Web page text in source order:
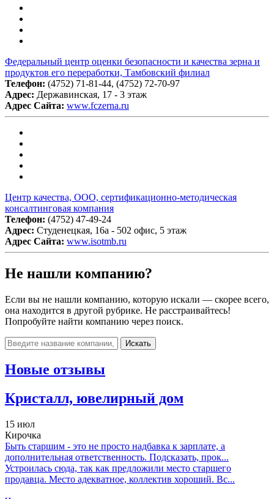
Федеральный центр оценки безопасности и качества зерна и
продуктов его переработки, Тамбовский филиал
Телефон: (4752) 71-81-44, (4752) 72-70-97
Адрес: Державинская, 17 - 3 этаж
Адрес Сайта: www.fczerna.ru
Центр качества, ООО, сертификационно-методическая
консалтинговая компания
Телефон: (4752) 47-49-24
Адрес: Студенецкая, 16а - 502 офис, 5 этаж
Адрес Сайта: www.isotmb.ru
Не нашли компанию?
Если вы не нашли компанию, которую искали — скорее всего,
она находится в другой рубрике. Не расстраивайтесь!
Попробуйте найти компанию через поиск.
Искать
Новые отзывы
Кристалл, ювелирный дом
15 июл
Кирочка
Быть старшим - это не просто надбавка к зарплате, а
дополнительная ответственность. Подсказать, прок...
Устроилась сюда, так как предложили место старшего
продавца. Место адекватное, коллектив хороший. Вс...